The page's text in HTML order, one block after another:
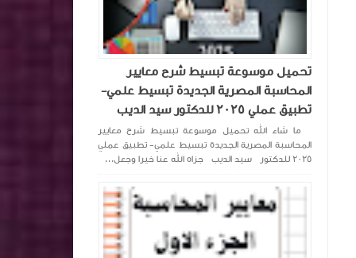
تحميل موسوعة تبسيط شرح معايير
المحاسبة المصرية الجديدة تبسيط علمي-
تطبيق عملي ٢٠٢٥ للدكتور سيد الديب
ما شاء الله تحميل موسوعة تبسيط شرح معايير
المحاسبة المصرية الجديدة تبسيط علمي- تطبيق عملي
٢٠٢٥ للدكتور سيد الديب جزاه الله عنا خيرا وجعل...